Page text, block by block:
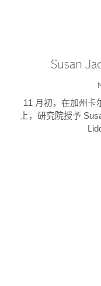
Susan
11 月初，在加州卡
上，研究院授予